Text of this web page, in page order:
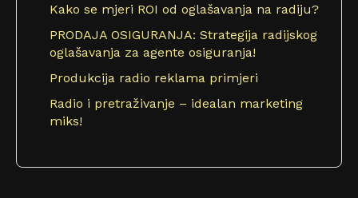
Kako se mjeri ROI od oglašavanja na radiju?
PRODAJA OSIGURANJA: Strategija radijskog
oglašavanja za agente osiguranja!
Produkcija radio reklama primjeri
Radio i pretraživanje – idealan marketing
miks!